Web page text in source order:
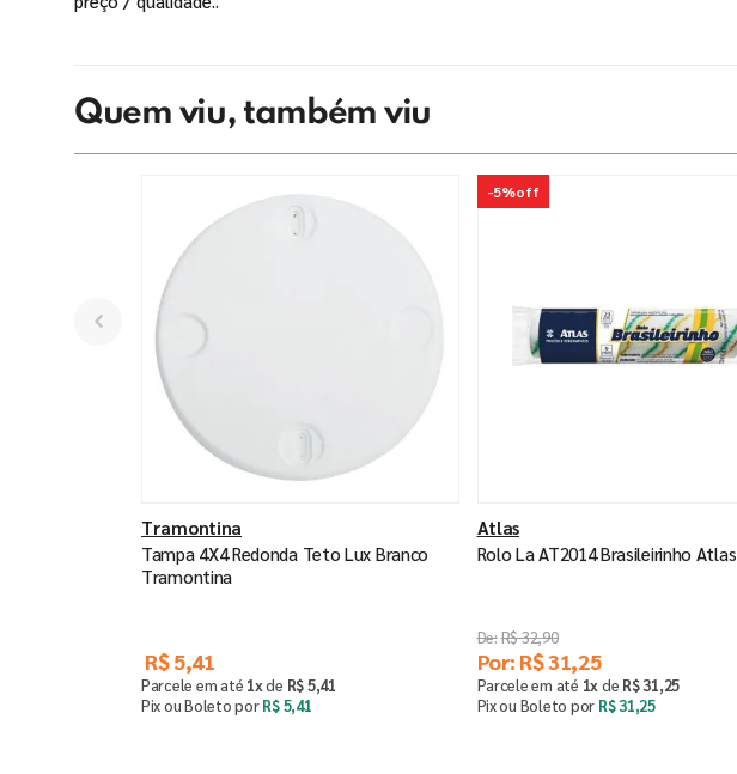
Quem viu, também viu
Tramontina
Tampa 4X4 Redonda Teto Lux Branco
Tramontina
R$ 5,41
Parcele em até 1xde R$5,41
Pix ou Boleto porR$5,41
-5%off
Atlas
Rolo La AT2014 Brasileirinho Atlas
R$32,90
Por: R$31,25
Parcele em até 1xde R$ 31,25
Pix ou Boleto por R$ 31,25